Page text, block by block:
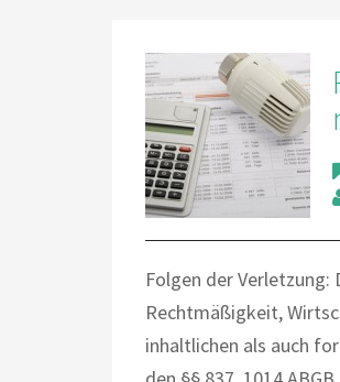
Folgen der
Rechtmäßigkeit,
inhaltlichen als auch